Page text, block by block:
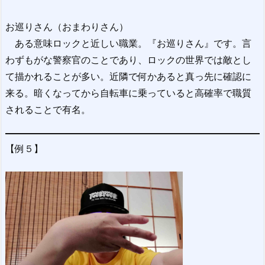
お巡りさん（おまわりさん）
ある意味ロックと近しい職業。『お巡りさん』です。言
わずもがな警察官のことであり、ロックの世界では敵とし
て描かれることが多い。近隣で何かあると真っ先に確認に
来る。暗くなってから自転車に乗っていると高確率で職質
されることで有名。
【例５】